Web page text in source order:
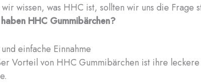
wissen, was HHC ist, sollten wir uns die Frage
HHC Gummibärchen?
einfache Einnahme
Vorteil von HHC Gummibärchen ist ihre